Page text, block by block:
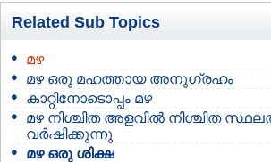
Related Sub Topics
മഴ
മഴ ഒരു മഹത്തായ അനുഗ്രഹം
കാറ്റിനോടൊപ്പം മഴ
മഴ നിശ്ചിത അളവില്‍ നിശ്ചിത
വര്‍ഷിക്കുന്നു
മഴ ഒരു ശിക്ഷ